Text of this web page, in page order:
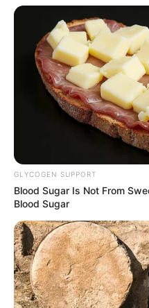
GLYCOGEN SUPPORT
Blood Sugar Is Not From
Blood Sugar